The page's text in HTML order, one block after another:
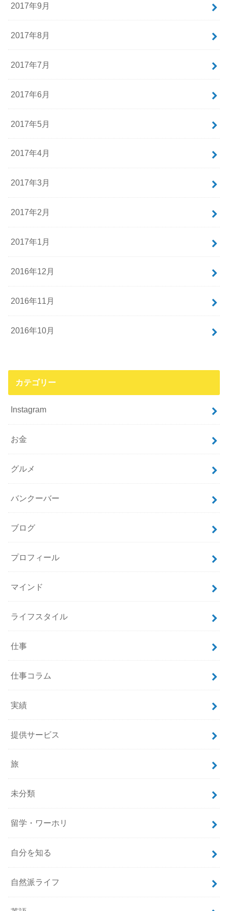
2017年9月
2017年8月
2017年7月
2017年6月
2017年5月
2017年4月
2017年3月
2017年2月
2017年1月
2016年12月
2016年11月
2016年10月
カテゴリー
Instagram
お金
グルメ
バンクーバー
ブログ
プロフィール
マインド
ライフスタイル
仕事
仕事コラム
実績
提供サービス
旅
未分類
留学・ワーホリ
自分を知る
自然派ライフ